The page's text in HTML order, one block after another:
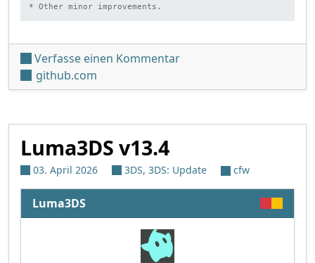
* Other minor improvements.
Verfasse einen Kommentarunter 'rehid v5.0'
github.com
Luma3DS v13.4
03. April 2026 3DS, 3DS: Update cfw
Luma3DS